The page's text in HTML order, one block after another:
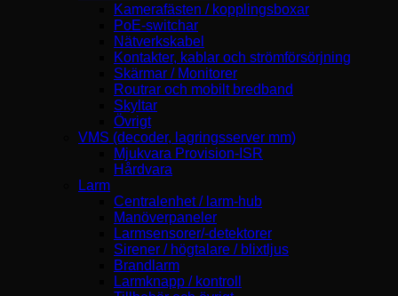
Kamerafästen / kopplingsboxar
PoE-switchar
Nätverkskabel
Kontakter, kablar och strömförsörjning
Skärmar / Monitorer
Routrar och mobilt bredband
Skyltar
Övrigt
VMS (decoder, lagringsserver mm)
Mjukvara Provision-ISR
Hårdvara
Larm
Centralenhet / larm-hub
Manöverpaneler
Larmsensorer/-detektorer
Sirener / högtalare / blixtljus
Brandlarm
Larmknapp / kontroll